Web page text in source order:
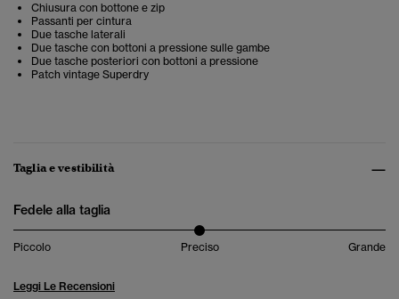
Chiusura con bottone e zip
Passanti per cintura
Due tasche laterali
Due tasche con bottoni a pressione sulle gambe
Due tasche posteriori con bottoni a pressione
Patch vintage Superdry
Taglia e vestibilità
Fedele alla taglia
Piccolo Preciso Grande
Leggi Le Recensioni